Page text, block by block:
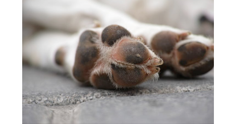
EHKÄISY